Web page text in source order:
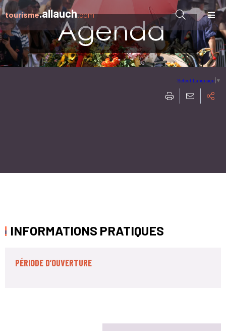
Aller à:
tourisme.allauch.com
Select Language ▼
INFORMATIONS PRATIQUES
PÉRIODE D’OUVERTURE